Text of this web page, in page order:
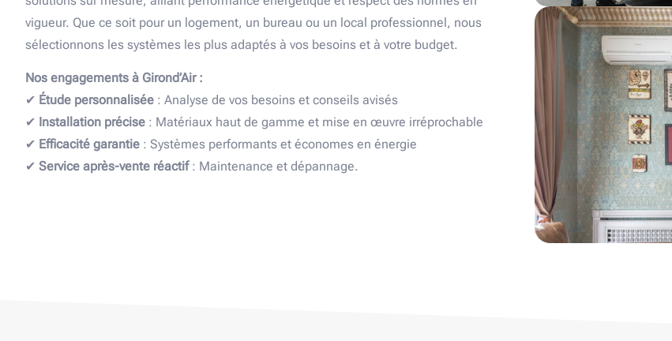
vigueur. Que ce soit pour un logement, un bureau ou un local professionnel, nous
sélectionnons les systèmes les plus adaptés à vos besoins et à votre budget.
Nos engagements à Girond’Air :
✔ Étude personnalisée : Analyse de vos besoins et conseils avisés
✔ Installation précise : Matériaux haut de gamme et mise en œuvre irréprochable
✔ Efficacité garantie : Systèmes performants et économes en énergie
✔ Service après-vente réactif: Maintenance et dépannage.